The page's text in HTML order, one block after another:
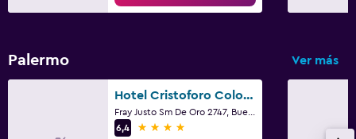
Palermo Ver más
Hotel Cristoforo Colombo
6,4
4 estrellas